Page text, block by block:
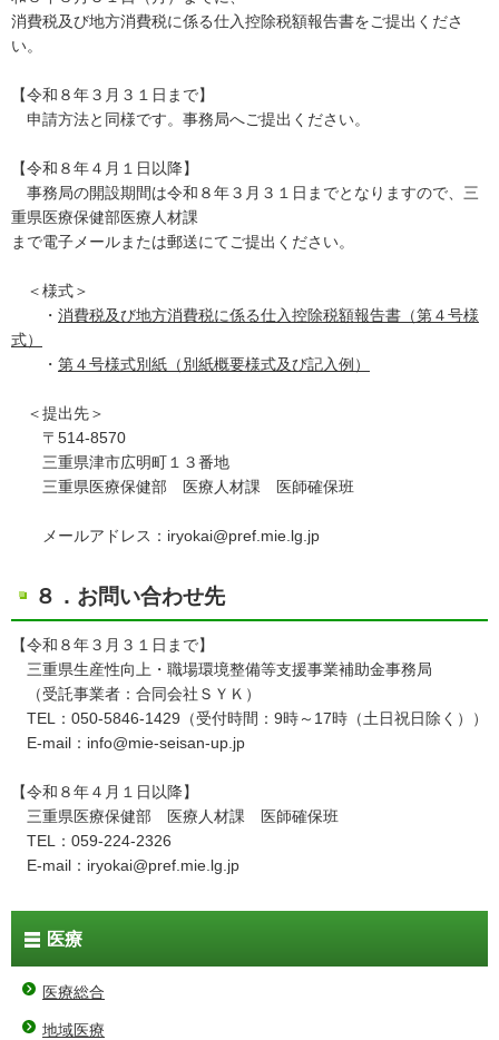
消費税及び地方消費税に係る仕入控除税額報告書をご提出くださ
い。
【令和８年３月３１日まで】
申請方法と同様です。事務局へご提出ください。
【令和８年４月１日以降】
事務局の開設期間は令和８年３月３１日までとなりますので、三
重県医療保健部医療人材課
まで電子メールまたは郵送にてご提出ください。
＜様式＞
・ 消費税及び地方消費税に係る仕入控除税額報告書（第４号様
式）
・ 第４号様式別紙（別紙概要様式及び記入例）
＜提出先＞
〒514-8570
三重県津市広明町１３番地
三重県医療保健部 医療人材課 医師確保班
メールアドレス：iryokai@pref.mie.lg.jp
８．お問い合わせ先
【令和８年３月３１日まで】
三重県生産性向上・職場環境整備等支援事業補助金事務局
（受託事業者：合同会社ＳＹＫ）
TEL：050-5846-1429（受付時間：9時～17時（土日祝日除く））
E-mail：info@mie-seisan-up.jp
【令和８年４月１日以降】
三重県医療保健部 医療人材課 医師確保班
TEL：059-224-2326
E-mail：iryokai@pref.mie.lg.jp
医療
医療総合
地域医療